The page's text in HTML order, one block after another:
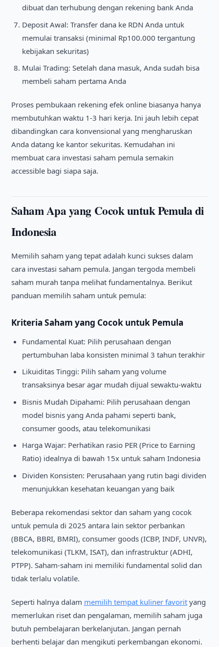
dibuat dan terhubung dengan rekening bank Anda
Deposit Awal: Transfer dana ke RDN Anda untuk
memulai transaksi (minimal Rp100.000 tergantung
kebijakan sekuritas)
Mulai Trading: Setelah dana masuk, Anda sudah bisa
membeli saham pertama Anda
Proses pembukaan rekening efek online biasanya hanya
membutuhkan waktu 1-3 hari kerja. Ini jauh lebih cepat
dibandingkan cara konvensional yang mengharuskan
Anda datang ke kantor sekuritas. Kemudahan ini
membuat cara investasi saham pemula semakin
accessible bagi siapa saja.
Saham Apa yang Cocok untuk Pemula di
Indonesia
Memilih saham yang tepat adalah kunci sukses dalam
cara investasi saham pemula. Jangan tergoda membeli
saham murah tanpa melihat fundamentalnya. Berikut
panduan memilih saham untuk pemula:
Kriteria Saham yang Cocok untuk Pemula
Fundamental Kuat: Pilih perusahaan dengan
pertumbuhan laba konsisten minimal 3 tahun terakhir
Likuiditas Tinggi: Pilih saham yang volume
transaksinya besar agar mudah dijual sewaktu-waktu
Bisnis Mudah Dipahami: Pilih perusahaan dengan
model bisnis yang Anda pahami seperti bank,
consumer goods, atau telekomunikasi
Harga Wajar: Perhatikan rasio PER (Price to Earning
Ratio) idealnya di bawah 15x untuk saham Indonesia
Dividen Konsisten: Perusahaan yang rutin bagi dividen
menunjukkan kesehatan keuangan yang baik
Beberapa rekomendasi sektor dan saham yang cocok
untuk pemula di 2025 antara lain sektor perbankan
(BBCA, BBRI, BMRI), consumer goods (ICBP, INDF, UNVR),
telekomunikasi (TLKM, ISAT), dan infrastruktur (ADHI,
PTPP). Saham-saham ini memiliki fundamental solid dan
tidak terlalu volatile.
Seperti halnya dalam memilih tempat kuliner favorityang
memerlukan riset dan pengalaman, memilih saham juga
butuh pembelajaran berkelanjutan. Jangan pernah
berhenti belajar dan mengikuti perkembangan ekonomi.